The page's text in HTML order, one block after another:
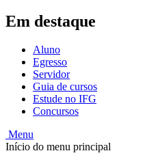
Em destaque
Aluno
Egresso
Servidor
Guia de cursos
Estude no IFG
Concursos
Menu
Início do menu principal